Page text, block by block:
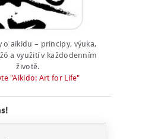
o aikidu – principy, výuka,
a využití v každodenním
životě.
"Aikido: Art for Life"